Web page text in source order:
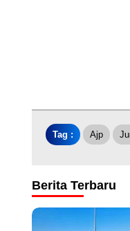
Tag : Ajp
Berita Terbaru